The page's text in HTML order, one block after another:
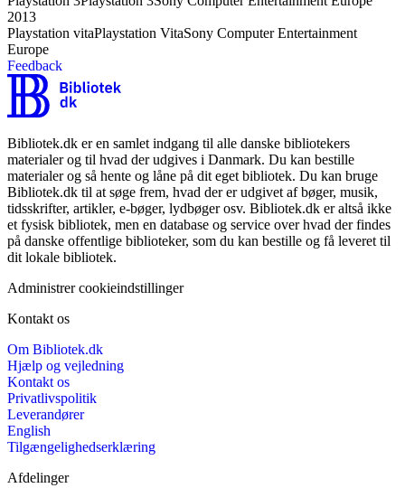
2013
Playstation vitaPlaystation VitaSony Computer Entertainment
Europe
Feedback
Bibliotek.dk er en samlet indgang til alle danske bibliotekers
materialer og til hvad der udgives i Danmark. Du kan bestille
materialer og så hente og låne på dit eget bibliotek. Du kan bruge
Bibliotek.dk til at søge frem, hvad der er udgivet af bøger, musik,
tidsskrifter, artikler, e-bøger, lydbøger osv. Bibliotek.dk er altså ikke
et fysisk bibliotek, men en database og service over hvad der findes
på danske offentlige biblioteker, som du kan bestille og få leveret til
dit lokale bibliotek.
Administrer cookieindstillinger
Kontakt os
Om Bibliotek.dk
Hjælp og vejledning
Kontakt os
Privatlivspolitik
Leverandører
English
Tilgængelighedserklæring
Afdelinger